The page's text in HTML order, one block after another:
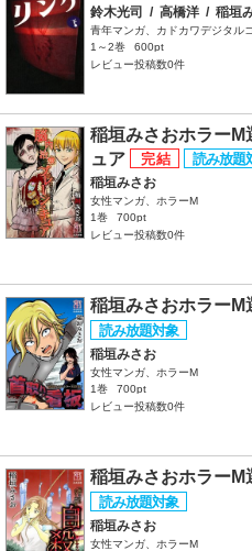
鈴木光司 / 高橋洋 / 稲垣
青年マンガ、カドカワデジタル
1～2巻
600pt
レビュー投稿数0件
稲垣みさおホラーM
ュア
稲垣みさお
女性マンガ、ホラーM
1巻
700pt
レビュー投稿数0件
稲垣みさおホラーM
稲垣みさお
女性マンガ、ホラーM
1巻
700pt
レビュー投稿数0件
稲垣みさおホラーM
稲垣みさお
女性マンガ、ホラーM